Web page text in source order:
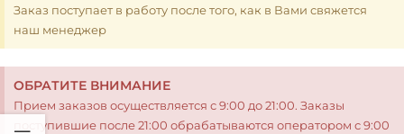
Заказ поступает в работу после того, как в Вами свяжется
наш менеджер
ОБРАТИТЕ ВНИМАНИЕ
Прием заказов осуществляется с 9:00 до 21:00. Заказы
поступившие после 21:00 обрабатываются оператором с 9:00